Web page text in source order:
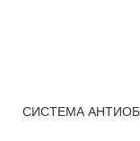
СИСТЕМА